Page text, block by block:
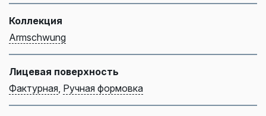
Коллекция
Armschwung
Лицевая поверхность
Фактурная, Ручная формовка